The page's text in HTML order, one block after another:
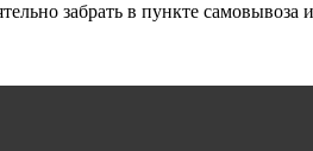
забрать в пункте самовывоза